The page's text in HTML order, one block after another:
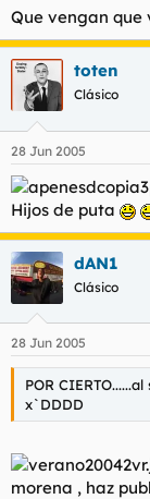
Que vengan que
toten
Clásico
28 Jun 2005
Hijos de puta
dAN1
Clásico
28 Jun 2005
POR
x`DDDD
morena , haz